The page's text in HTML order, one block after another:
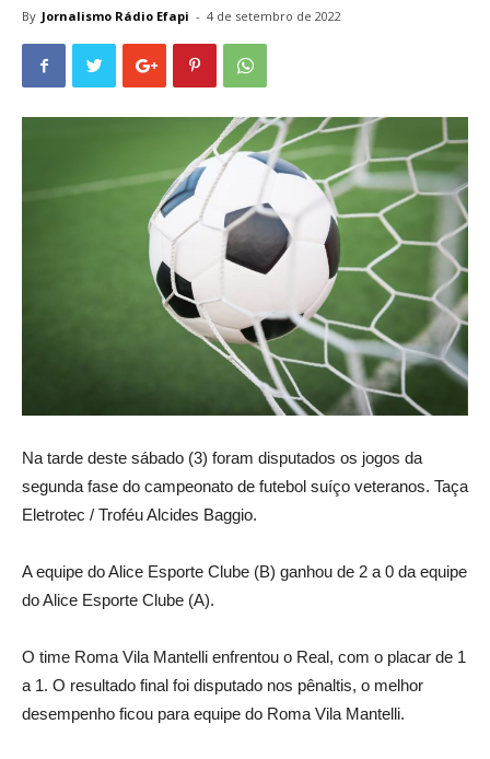
By Jornalismo Rádio Efapi - 4 de setembro de 2022
Na tarde deste sábado (3) foram disputados os jogos da
segunda fase do campeonato de futebol suíço veteranos. Taça
Eletrotec / Troféu Alcides Baggio.
A equipe do Alice Esporte Clube (B) ganhou de 2 a 0 da equipe
do Alice Esporte Clube (A).
O time Roma Vila Mantelli enfrentou o Real, com o placar de 1
a 1. O resultado final foi disputado nos pênaltis, o melhor
desempenho ficou para equipe do Roma Vila Mantelli.